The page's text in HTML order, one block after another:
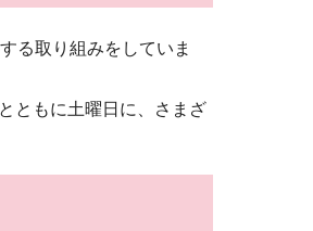
る取り組みをしていま
ともに土曜日に、さまざ